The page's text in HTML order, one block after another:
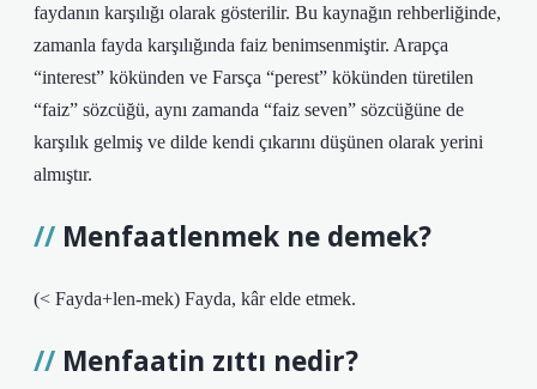
faydanın karşılığı olarak gösterilir. Bu kaynağın rehberliğinde,
zamanla fayda karşılığında faiz benimsenmiştir. Arapça
“interest” kökünden ve Farsça “perest” kökünden türetilen
“faiz” sözcüğü, aynı zamanda “faiz seven” sözcüğüne de
karşılık gelmiş ve dilde kendi çıkarını düşünen olarak yerini
almıştır.
Menfaatlenmek ne demek?
(< Fayda+len-mek) Fayda, kâr elde etmek.
Menfaatin zıttı nedir?